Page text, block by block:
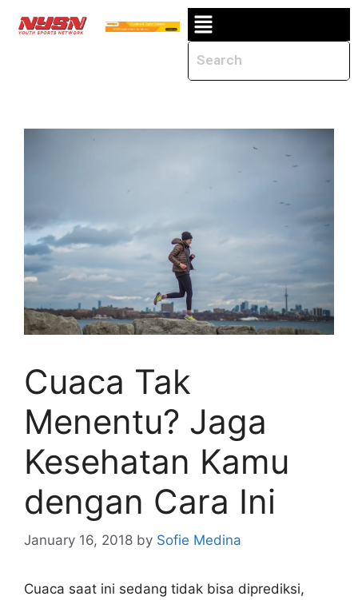
Cuaca Tak
Menentu? Jaga
Kesehatan Kamu
dengan Cara Ini
January 16, 2018 by Sofie Medina
Cuaca saat ini sedang tidak bisa diprediksi,